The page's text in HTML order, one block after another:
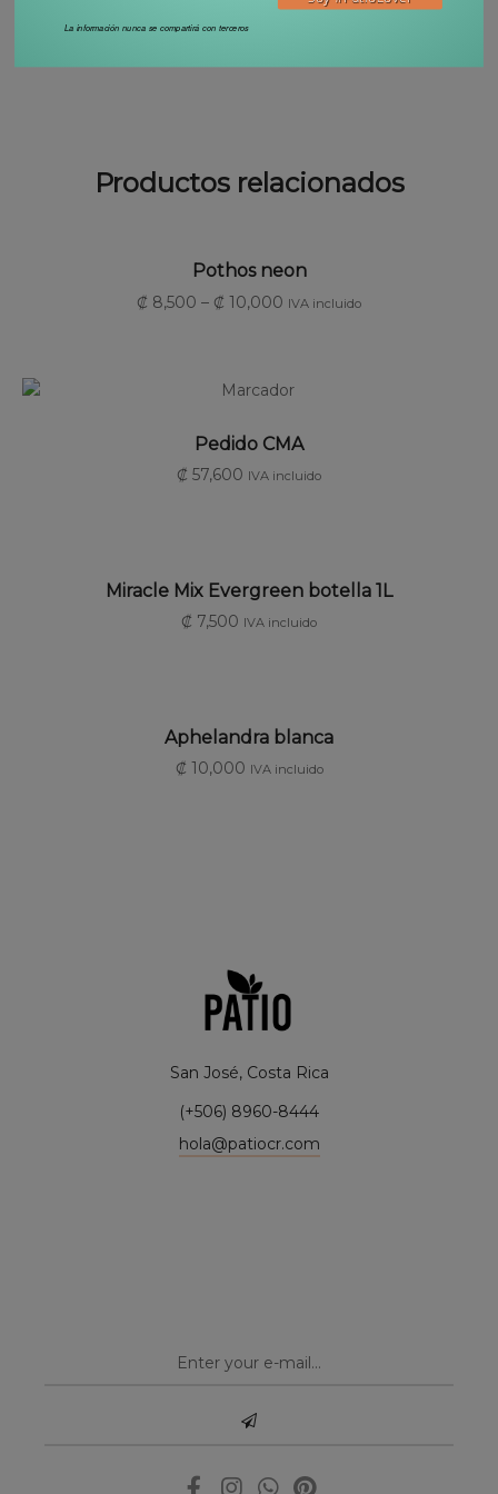
Productos relacionados
SELECCIONAR OPCIONES
Pothos neon
₡ 8,500 – ₡ 10,000 IVA incluido
AÑADIR AL CARRITO
Pedido CMA
₡ 57,600 IVA incluido
AÑADIR AL CARRITO
Miracle Mix Evergreen botella 1L
₡ 7,500 IVA incluido
SELECCIONAR OPCIONES
Aphelandra blanca
₡ 10,000 IVA incluido
San José, Costa Rica
(+506) 8960-8444
hola@patiocr.com
La información nunca se compartirá con terceros